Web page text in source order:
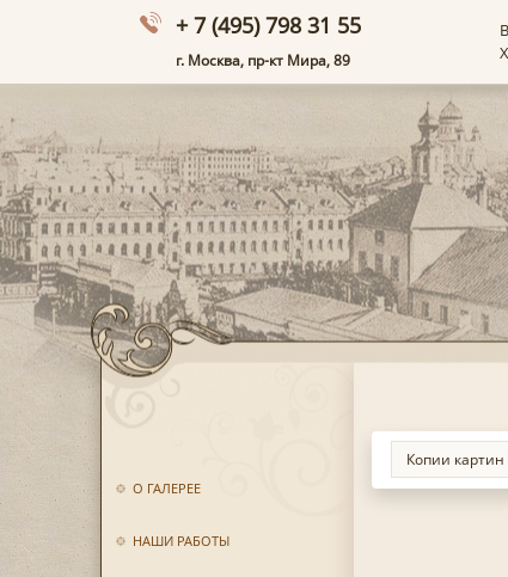
+ 7 (495) 798 31 55
г. Москва, пр-кт Мира, 89
О ГАЛЕРЕЕ
НАШИ РАБОТЫ